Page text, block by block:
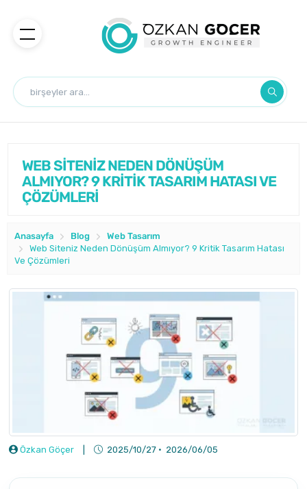
WEB SİTENİZ NEDEN DÖNÜŞÜM
ALMIYOR? 9 KRİTİK TASARIM HATASI VE
ÇÖZÜMLERİ
Anasayfa Blog
Web Tasarım
Web Siteniz Neden Dönüşüm Almıyor? 9 Kritik Tasarım Hatası
Ve Çözümleri
Özkan Göçer 2025/10/27 · 2026/06/05